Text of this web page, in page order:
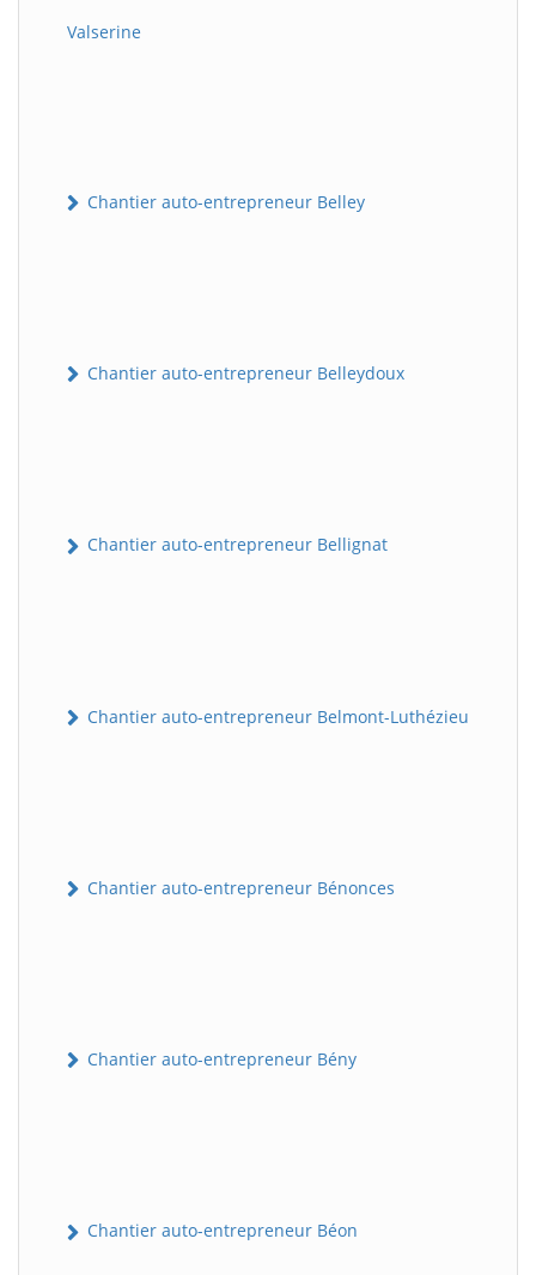
Valserine
Chantier auto-entrepreneur Belley
Chantier auto-entrepreneur Belleydoux
Chantier auto-entrepreneur Bellignat
Chantier auto-entrepreneur Belmont-Luthézieu
Chantier auto-entrepreneur Bénonces
Chantier auto-entrepreneur Bény
Chantier auto-entrepreneur Béon